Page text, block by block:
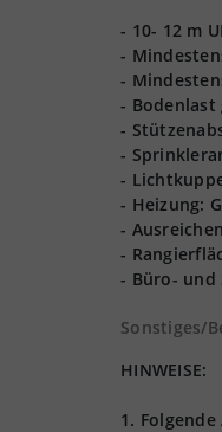
- 10- 12 m
-
-
- Bodenlast
-
-
-
- Heizung:
-
-
- Büro- und
Sonstiges/
HINWEISE:
1.